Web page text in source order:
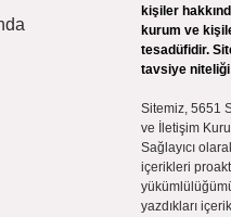
kişiler
kurum ve
tesadüfidir.
tavsiye niteliği
Sitemiz, 5651
ve İletişim
Sağlayıcı
içerikleri
yazdıkları